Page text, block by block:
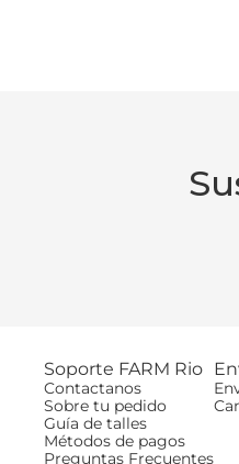
Soporte FARM Rio
Contactanos
Sobre tu pedido
Guía de talles
Métodos de pagos
Preguntas Frecuentes